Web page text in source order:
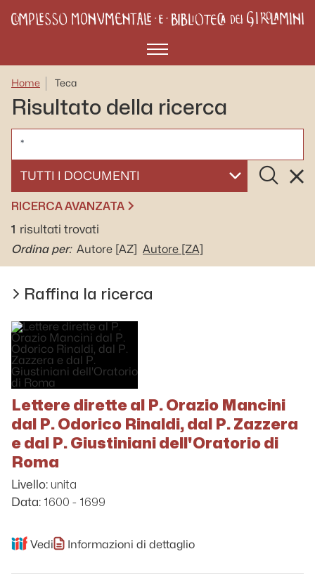
Menù
Home Teca
Risultato della ricerca
SELEZIONA UN DOCUMENTO
Cerca
RICERCA AVANZATA
1 risultati trovati
Ordina per: Autore [AZ] Autore [ZA]
Raffina la ricerca
Lettere dirette al P. Orazio Mancini
dal P. Odorico Rinaldi, dal P. Zazzera
e dal P. Giustiniani dell'Oratorio di
Roma
Livello: unita
Data: 1600 - 1699
Vedi Informazioni di dettaglio